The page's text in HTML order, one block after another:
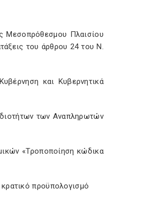
Μεσοπρόθεσμου Πλαισίου
του άρθρου 24 του Ν.
και Κυβερνητικά
των Αναπληρωτών
«Τροποποίηση κώδικα
προϋπολογισμό